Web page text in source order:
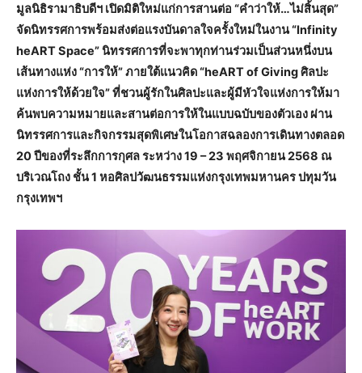
มูลนิธิรามาธิบดีฯ เปิดมิติใหม่แก่การสานต่อ “คำว่าให้…ไม่สิ้นสุด”
จัดนิทรรศการพร้อมส่งต่อแรงบันดาลใจครั้งใหม่ในงาน “Infinity
heART Space” นิทรรศการที่จะพาทุกท่านร่วมเป็นส่วนหนึ่งบน
เส้นทางแห่ง “การให้” ภายใต้แนวคิด “heART of Giving ศิลปะ
แห่งการให้ด้วยใจ” ที่ชวนผู้รักในศิลปะและผู้มีหัวใจแห่งการให้มา
ค้นพบความหมายและสานต่อการให้ในแบบฉบับของตัวเอง ผ่าน
นิทรรศการและกิจกรรมสุดพิเศษในโอกาสฉลองการเดินทางตลอด
20 ปีของที่ระลึกการกุศล ระหว่าง 19 – 23 พฤศจิกายน 2568 ณ
บริเวณโถง ชั้น 1 หอศิลปวัฒนธรรมแห่งกรุงเทพมหานคร ปทุมวัน
กรุงเทพฯ